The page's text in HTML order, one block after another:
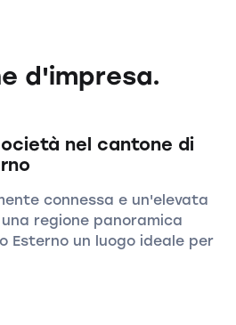
d'impresa.
nel cantone di
connessa e un'elevata
regione panoramica
Esterno un luogo ideale per